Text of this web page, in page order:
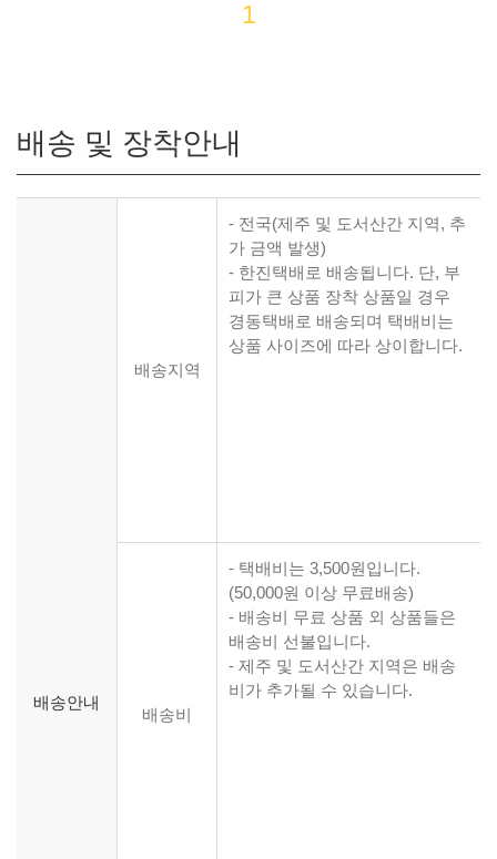
1
배송 및 장착안내
배송안내
배송지역
- 전국(제주 및 도서산간 지역, 추
가 금액 발생)
- 한진택배로 배송됩니다. 단, 부
피가 큰 상품 장착 상품일 경우
경동택배로 배송되며 택배비는
상품 사이즈에 따라 상이합니다.
배송비
- 택배비는 3,500원입니다.
(50,000원 이상 무료배송)
- 배송비 무료 상품 외 상품들은
배송비 선불입니다.
- 제주 및 도서산간 지역은 배송
비가 추가될 수 있습니다.